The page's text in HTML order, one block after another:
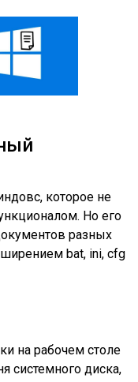
которое не
Но его
разных
bat, ini, cfg
на рабочем столе
системного диска,